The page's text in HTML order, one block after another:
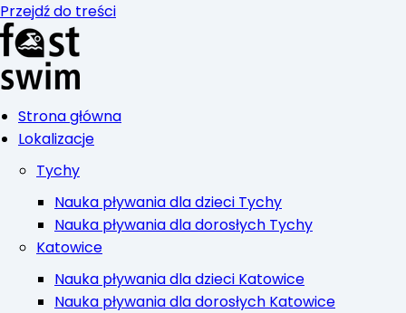
Przejdź do treści
Strona główna
Lokalizacje
Tychy
Nauka pływania dla dzieci Tychy
Nauka pływania dla dorosłych Tychy
Katowice
Nauka pływania dla dzieci Katowice
Nauka pływania dla dorosłych Katowice